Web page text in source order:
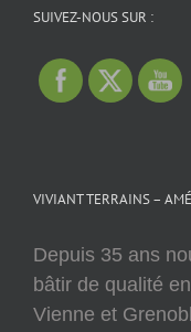
SUIVEZ-NOUS SUR :
VIVIANT TERRAINS –
Depuis 35 ans
bâtir de qualité
Vienne et